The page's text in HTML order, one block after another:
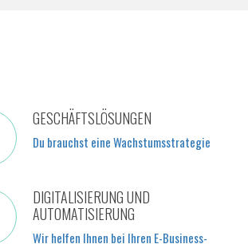
GESCHÄFTSLÖSUNGEN
Du brauchst eine Wachstumsstrategie
DIGITALISIERUNG UND
AUTOMATISIERUNG
Wir helfen Ihnen bei Ihren E-Business-